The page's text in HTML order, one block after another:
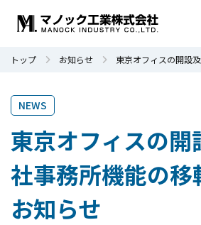
トップ お知らせ 東京オフィスの開設
NEWS
東京オフィスの開
社事務所機能の移
お知らせ